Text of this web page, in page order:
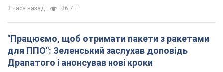
3 часа назад 36,7 т.
"Працюємо, щоб отримати пакети з ракетами
для ППО": Зеленський заслухав доповідь
Драпатого і анонсував нові кроки